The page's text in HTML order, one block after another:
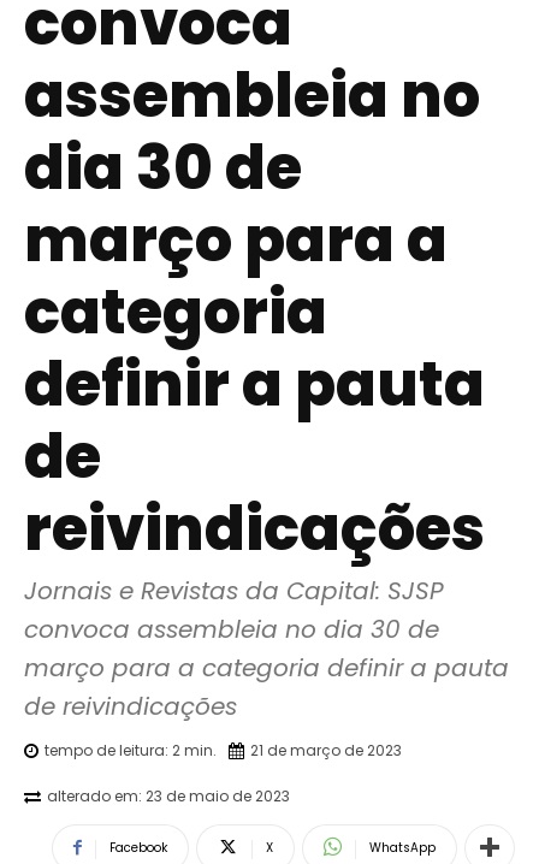
convoca
assembleia no
dia 30 de
março para a
categoria
definir a pauta
de
reivindicações
Jornais e Revistas da Capital: SJSP
convoca assembleia no dia 30 de
março para a categoria definir a pauta
de reivindicações
tempo de leitura: 2min. 21 de março de 2023
alterado em: 23 de maio de 2023
Facebook X WhatsApp